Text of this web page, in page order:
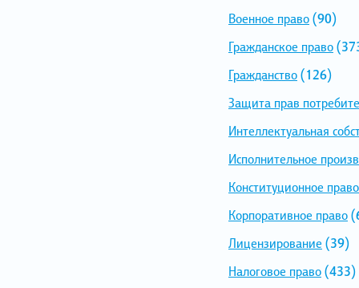
Военное право(90)
Гражданское право
Гражданство(126)
Защита прав
Интеллектуальная
Исполнительное
Конституционное право
Корпоративное право
Лицензирование (39)
Налоговое право(433)